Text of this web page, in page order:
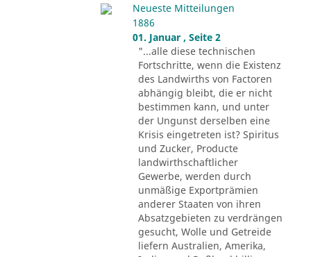
Neueste Mitteilungen
1886
01. Januar , Seite 2
"...alle diese technischen
Fortschritte, wenn die Existenz
des Landwirths von Factoren
abhängig bleibt, die er nicht
bestimmen kann, und unter
der Ungunst derselben eine
Krisis eingetreten ist? Spiritus
und Zucker, Producte
landwirthschaftlicher
Gewerbe, werden durch
unmäßige Exportprämien
anderer Staaten von ihren
Absatzgebieten zu verdrängen
gesucht, Wolle und Getreide
liefern Australien, Amerika,